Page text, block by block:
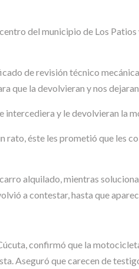
del municipio de Los
de revisión técnico
que la devolvieran y nos
intercediera y le devolvieran la
éste les prometió que les
alquilado, mientras
a contestar, hasta que
confirmó que la
Aseguró que carecen de